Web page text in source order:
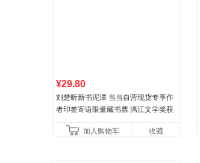
¥29.80
刘楚昕新书泥潭 当当自营现货专享作
者印签寄语限量藏书票 漓江文学奖获
加入购物车 收藏